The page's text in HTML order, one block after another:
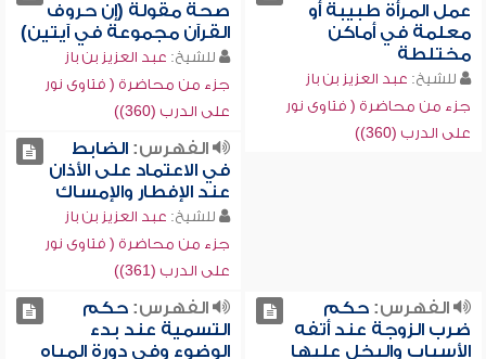
عمل المرأة طبيبة أو
معلمة في أماكن
مختلطة
للشيخ: عبد العزيز بن باز
جزء من محاضرة ( فتاوى نور
على الدرب (360))
صحة مقولة (إن حروف
القرآن مجموعة في آيتين)
للشيخ: عبد العزيز بن باز
جزء من محاضرة ( فتاوى نور
على الدرب (360))
الفهرس:الضابط
في الاعتماد على الأذان
عند الإفطار والإمساك
للشيخ: عبد العزيز بن باز
جزء من محاضرة ( فتاوى نور
على الدرب (361))
الفهرس:حكم
ضرب الزوجة عند أتفه
الأسباب والبخل عليها
الفهرس:حكم
التسمية عند بدء
الوضوء وفي دورة المياه